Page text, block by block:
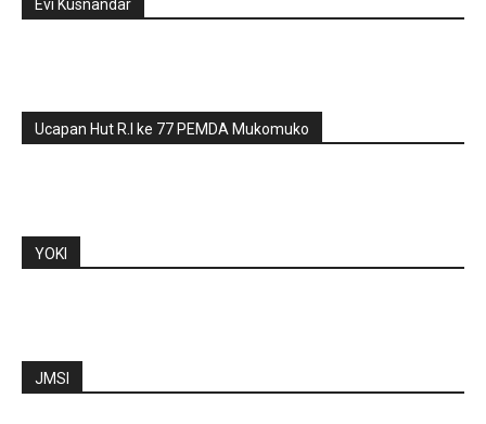
Evi Kusnandar
Ucapan Hut R.I ke 77 PEMDA Mukomuko
YOKI
JMSI